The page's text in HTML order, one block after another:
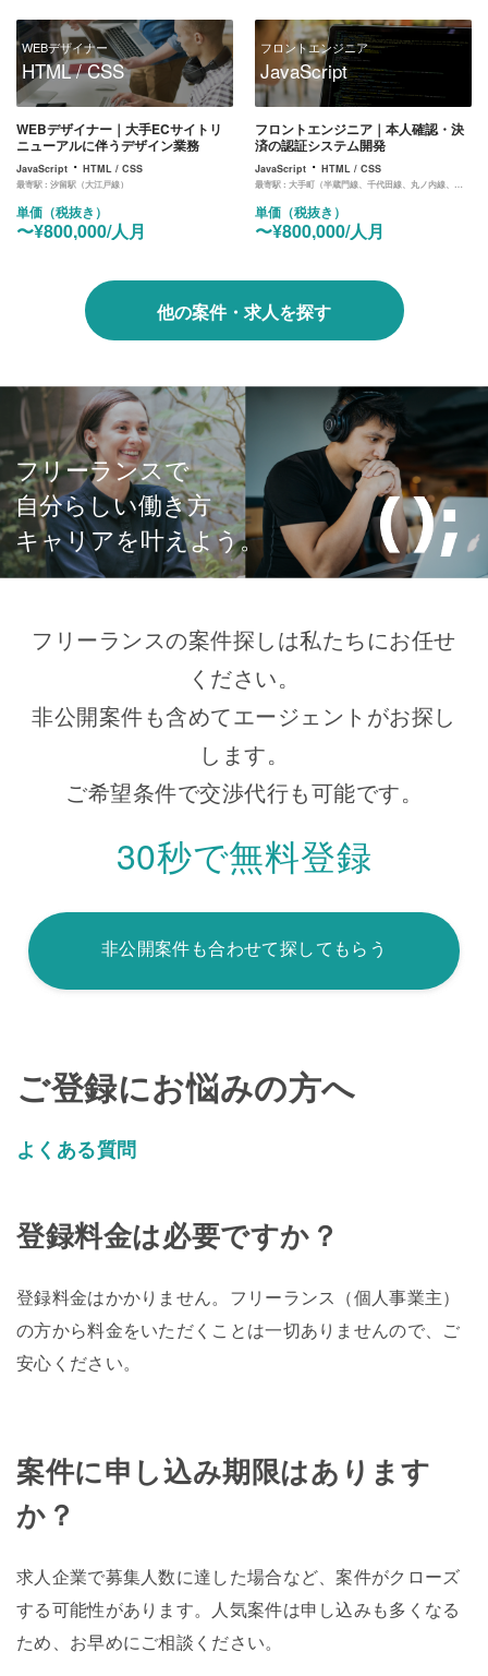
WEBデザイナー
HTML / CSS
WEBデザイナー｜大手ECサイトリ
ニューアルに伴うデザイン業務
JavaScript ・ HTML / CSS
最寄駅 : 汐留駅（大江戸線）
単価（税抜き）
〜¥800,000/人月
フロントエンジニア
JavaScript
フロントエンジニア｜本人確認・決
済の認証システム開発
JavaScript ・HTML / CSS
最寄駅 :大手町（半蔵門線、千代田線、丸ノ内線、三田線）
単価（税抜き）
〜¥800,000/人月
他の案件・求人を探す
フリーランスで
自分らしい働き方
キャリアを叶えよう。
フリーランスの案件探しは私たちにお任せ
ください。
非公開案件も含めてエージェントがお探し
します。
ご希望条件で交渉代行も可能です。
30秒で無料登録
非公開案件も合わせて探してもらう
ご登録にお悩みの方へ
よくある質問
登録料金は必要ですか？
登録料金はかかりません。フリーランス（個人事業主）
の方から料金をいただくことは一切ありませんので、ご
安心ください。
案件に申し込み期限はあります
か？
求人企業で募集人数に達した場合など、案件がクローズ
する可能性があります。人気案件は申し込みも多くなる
ため、お早めにご相談ください。